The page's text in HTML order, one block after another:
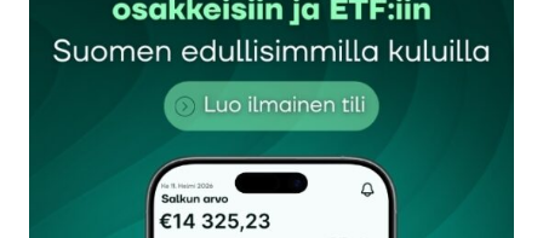
Sähköpostiosoitettasi ei julkaista.Pakolliset
kentät on merkitty*
Kommentti*